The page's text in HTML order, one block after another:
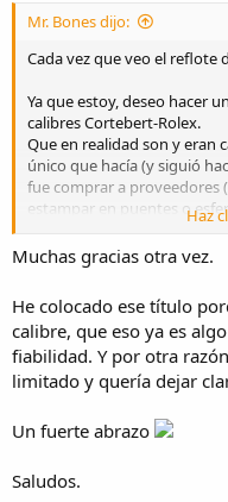
Mr. Bones dijo:
Cada vez que veo el reflote
Ya que estoy, deseo hacer
calibres Cortebert-Rolex.
Que en realidad son y eran
único que hacía (y siguió
fue comprar a proveedores
estampar en puentes o
Durante muchísimos años,
otras vendieron sus calibres
con su propio logo ( que
empresas relojeras).
Sin ir más lejos, la
Rolex hasta 2004 bajo un
Abrazos, y nuevamente,
Haz
Muchas gracias otra vez.
He colocado ese título
calibre, que eso ya es
fiabilidad. Y por otra
limitado y quería dejar
Un fuerte abrazo
Saludos.